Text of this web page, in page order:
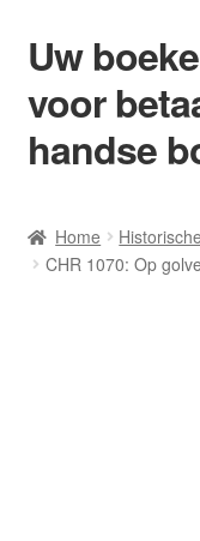
Ga
door
naar
navigatie
Ga
naar
de
inhoud
Uw
voor
handse
Afrekenen
Home
CHR 1070: Op